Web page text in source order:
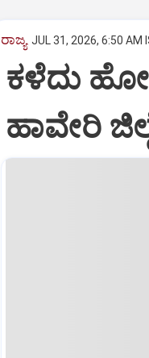
ರಾಜ್ಯ JUL 31, 2026, 6:50 AM
ಕಳೆದು
ಹಾವೇರಿ